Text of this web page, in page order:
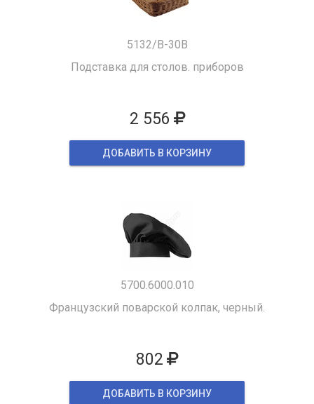
5132/B-30B
Подставка для столов. приборов
2 556
ДОБАВИТЬ В КОРЗИНУ
5700.6000.010
Французский поварской колпак, черный.
802
ДОБАВИТЬ В КОРЗИНУ